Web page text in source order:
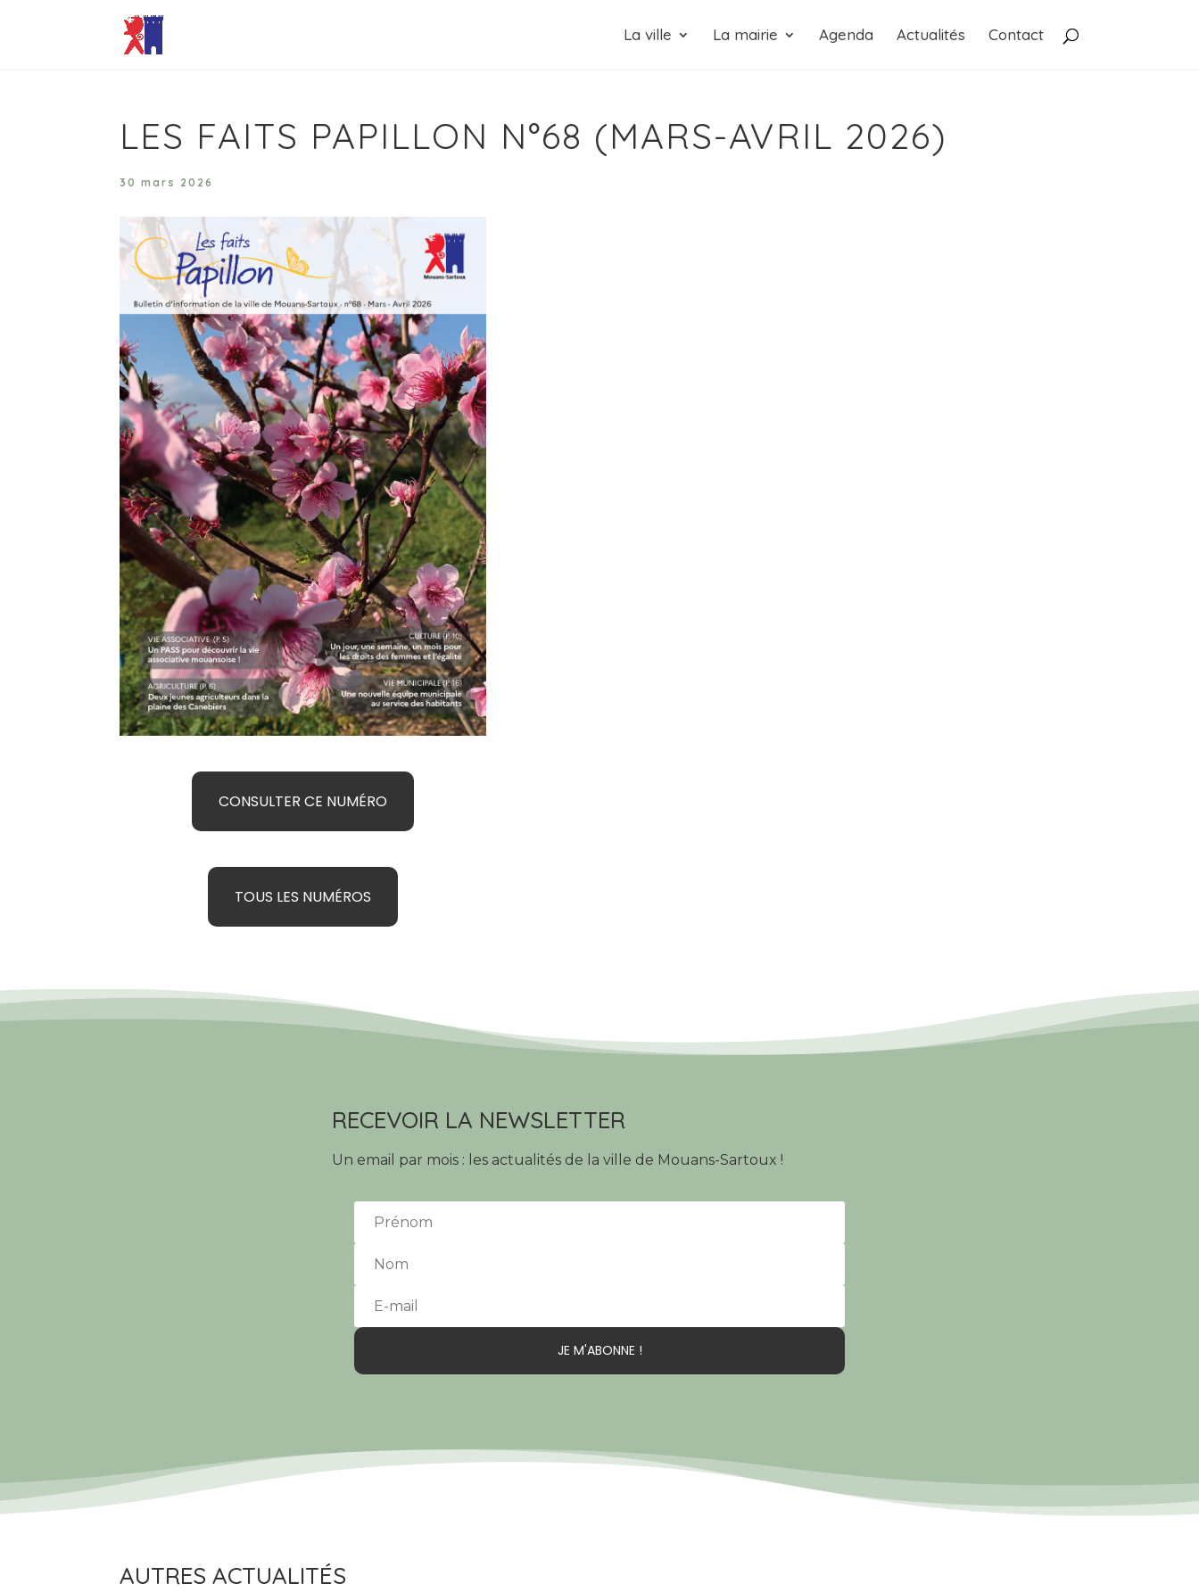
La ville La mairie Agenda Actualités Contact
LES FAITS PAPILLON N°68 (MARS-AVRIL 2026)
30 mars 2026
CONSULTER CE NUMÉRO
TOUS LES NUMÉROS
RECEVOIR LA NEWSLETTER
Un email par mois : les actualités de la ville de Mouans-Sartoux !
JE M'ABONNE !
AUTRES ACTUALITÉS